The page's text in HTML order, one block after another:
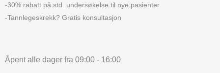
-30% rabatt på std. undersøkelse til nye pasienter
-Tannlegeskrekk? Gratis konsultasjon
Åpent alle dager fra 09:00 - 16:00